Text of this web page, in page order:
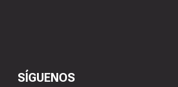
SÍGUENOS